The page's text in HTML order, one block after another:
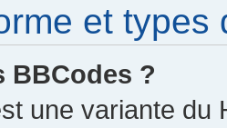
et types
BBCodes ?
une variante du